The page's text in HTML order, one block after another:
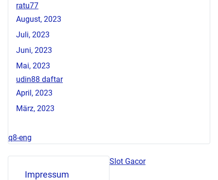
ratu77
August, 2023
Juli, 2023
Juni, 2023
Mai, 2023
udin88 daftar
April, 2023
März, 2023
q8-eng
Impressum
Slot Gacor